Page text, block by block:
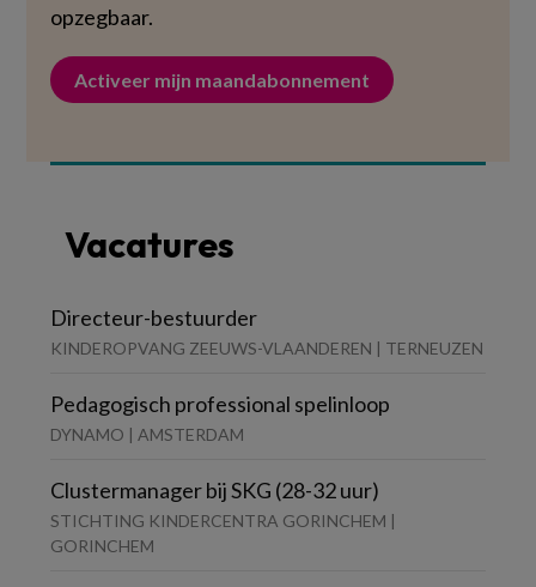
opzegbaar.
Activeer mijn maandabonnement
Vacatures
Directeur-bestuurder
KINDEROPVANG ZEEUWS-VLAANDEREN | TERNEUZEN
Pedagogisch professional spelinloop
DYNAMO | AMSTERDAM
Clustermanager bij SKG (28-32 uur)
STICHTING KINDERCENTRA GORINCHEM |
GORINCHEM